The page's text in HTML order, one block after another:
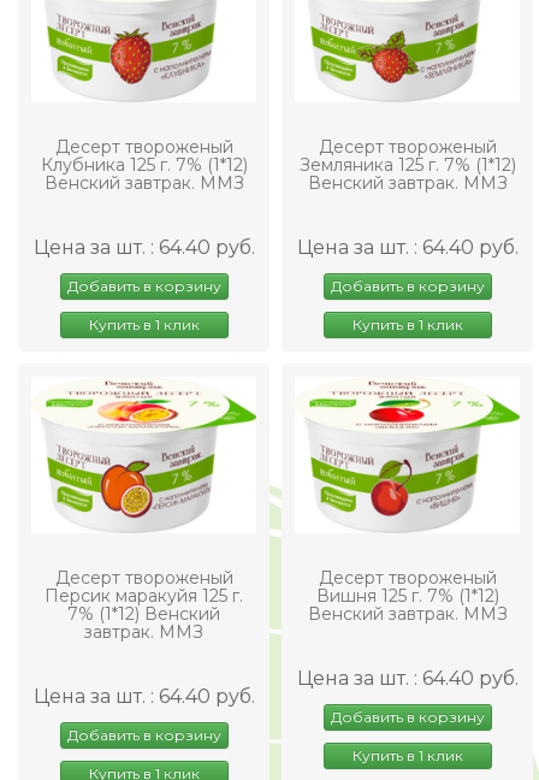
Десерт твороженый
Клубника 125 г. 7% (1*12)
Венский завтрак. ММЗ
Цена за шт. : 64.40 руб.
Добавить в корзину
Купить в 1 клик
Десерт твороженый
Земляника 125 г. 7% (1*12)
Венский завтрак. ММЗ
Цена за шт. : 64.40 руб.
Добавить в корзину
Купить в 1 клик
Десерт твороженый
Персик маракуйя 125 г.
7% (1*12) Венский
завтрак. ММЗ
Цена за шт. : 64.40 руб.
Добавить в корзину
Купить в 1 клик
Десерт твороженый
Вишня 125 г. 7% (1*12)
Венский завтрак. ММЗ
Цена за шт. : 64.40 руб.
Добавить в корзину
Купить в 1 клик